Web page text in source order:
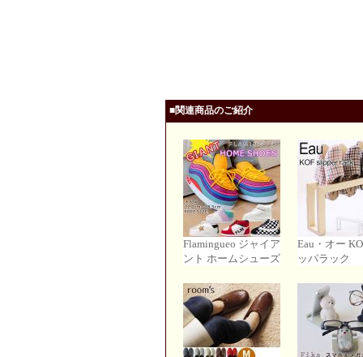
■関連商品のご紹介
Flamingueo ジャイア
ント ホームシューズ
Eau・オー
ッパラック